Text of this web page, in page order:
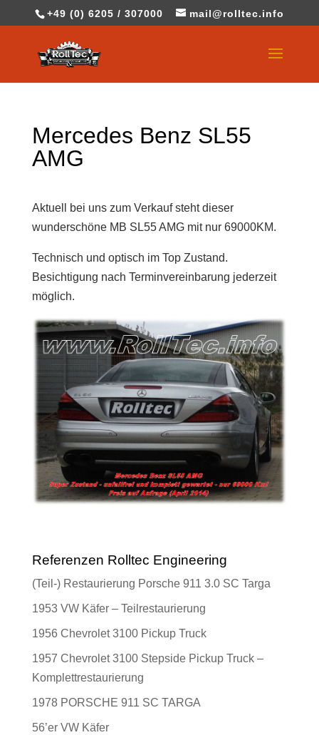
+49 (0) 6205 / 307000 mail@rolltec.info
Mercedes Benz SL55
AMG
Aktuell bei uns zum Verkauf steht dieser
wunderschöne MB SL55 AMG mit nur 69000KM.
Technisch und optisch im Top Zustand.
Besichtigung nach Terminvereinbarung jederzeit
möglich.
Referenzen Rolltec Engineering
(Teil-) Restaurierung Porsche 911 3.0 SC Targa
1953 VW Käfer – Teilrestaurierung
1956 Chevrolet 3100 Pickup Truck
1957 Chevrolet 3100 Stepside Pickup Truck –
Komplettrestaurierung
1978 PORSCHE 911 SC TARGA
56’er VW Käfer